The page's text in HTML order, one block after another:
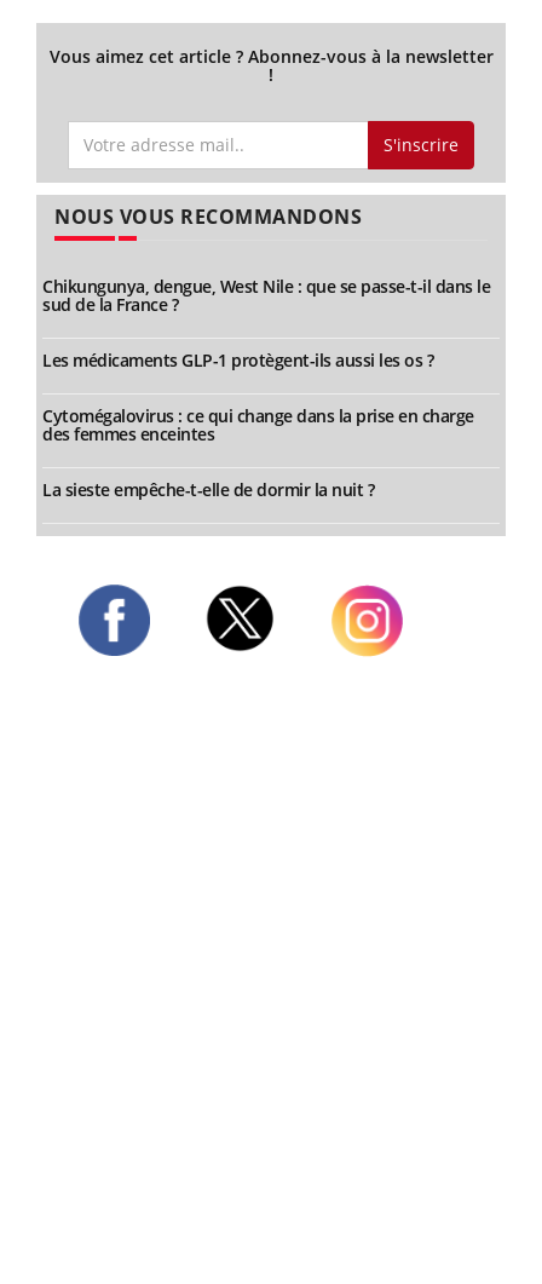
Vous aimez cet article ? Abonnez-vous à la newsletter
!
S'inscrire
NOUS VOUS RECOMMANDONS
Chikungunya, dengue, West Nile : que se passe-t-il dans le
sud de la France ?
Les médicaments GLP-1 protègent-ils aussi les os ?
Cytomégalovirus : ce qui change dans la prise en charge
des femmes enceintes
La sieste empêche-t-elle de dormir la nuit ?